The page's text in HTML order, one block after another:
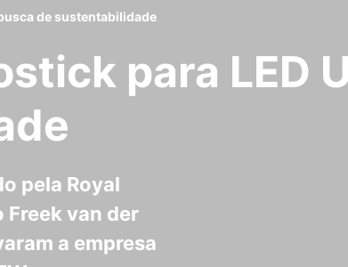
de sustentabilidade
para LED
pela Royal
van der
a empresa